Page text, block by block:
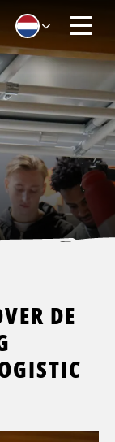
Zoeken
DE